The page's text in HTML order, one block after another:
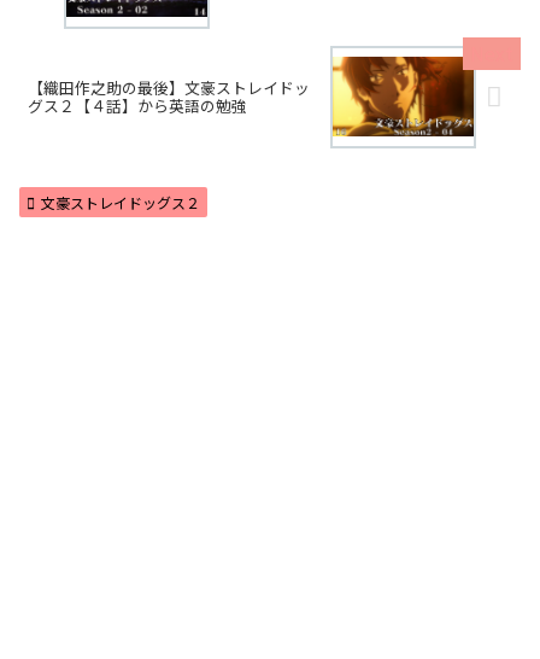
【織田作之助の最後】文豪ストレイドッ
グス２【４話】から英語の勉強
文豪ストレイドッグス２